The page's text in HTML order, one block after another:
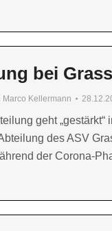
bei
Marco Kellermann
geht
des ASV
der Corona-